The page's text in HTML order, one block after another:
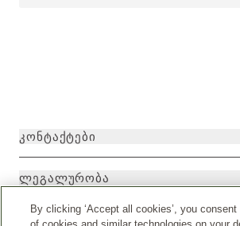
ᲙᲝᲜᲢᲐᲥᲢᲔᲑᲘ
ᲚᲔᲒᲐᲚᲣᲠᲝᲑᲐ
By clicking ‘Accept all cookies’, you